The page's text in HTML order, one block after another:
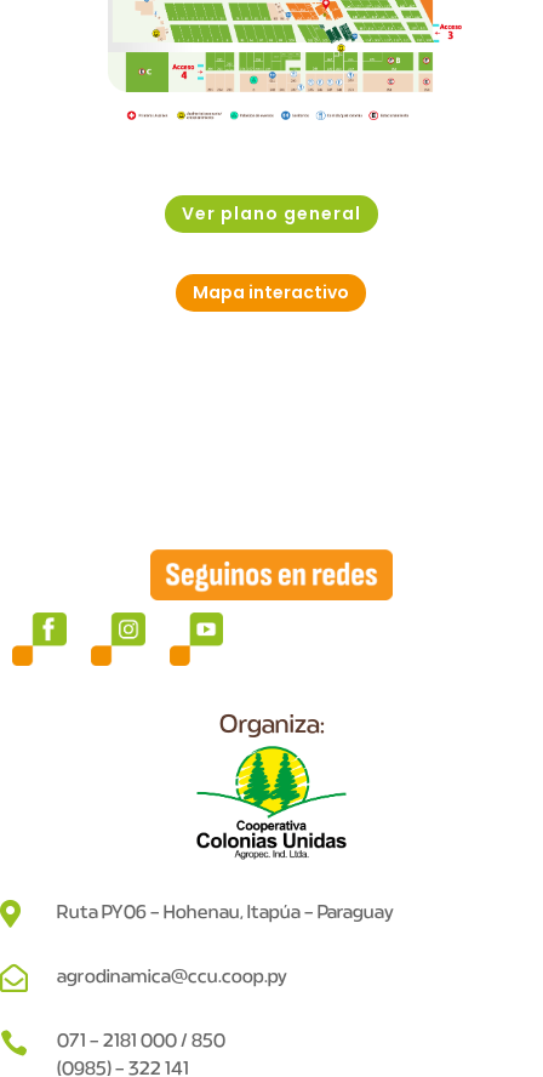
Ver plano general
Mapa interactivo
Organiza:
 Ruta PY06 – Hohenau, Itapúa – Paraguay
 agrodinamica@ccu.coop.py

071 – 2181 000 / 850
(0985) – 322 141